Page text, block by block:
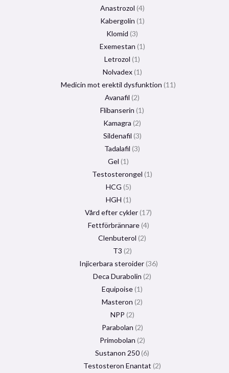
Anastrozol 4
Kabergolin 1
Klomid 3
Exemestan 1
Letrozol 1
Nolvadex 1
Medicin mot erektil dysfunktion 11
Avanafil 2
Flibanserin 1
Kamagra 2
Sildenafil 3
Tadalafil 3
Gel 1
Testosterongel 1
HCG 5
HGH 1
Vård efter cykler 17
Fettförbrännare 4
Clenbuterol 2
T3 2
Injicerbara steroider 36
Deca Durabolin 2
Equipoise 1
Masteron 2
NPP 2
Parabolan 2
Primobolan 2
Sustanon 250 6
Testosteron Enantat 2